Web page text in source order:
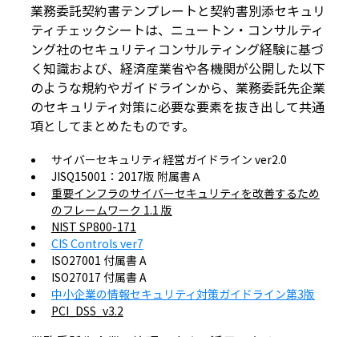
業務委託契約書テンプレートと契約書別添セキュリ
ティチェックシートは、ニュートン・コンサルティ
ング社のセキュリティコンサルティング経験に基づ
く知識および、経済産業省や各機関が公開した以下
のような規約やガイドラインから、業務委託先企業
のセキュリティ対策に必要な要素を抜き出して共通
項としてまとめたものです。
サイバーセキュリティ経営ガイドライン ver2.0
JISQ15001：2017版 附属書Ａ
重要インフラのサイバーセキュリティを改善するため
のフレームワーク 1.1 版
NIST SP800-171
CIS Controls ver7
ISO27001 付属書 A
ISO27017 付属書 A
中小企業の情報セキュリティ対策ガイドライン第3版
PCI_DSS_v3.2